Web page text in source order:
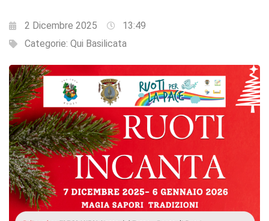
2 Dicembre 2025
13:49
Categorie: Qui Basilicata